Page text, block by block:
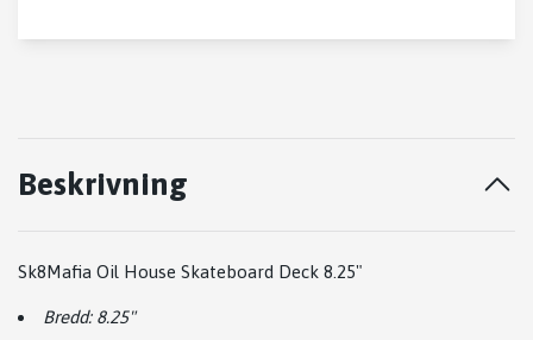
Beskrivning
Sk8Mafia Oil House Skateboard Deck 8.25"
Bredd: 8.25"